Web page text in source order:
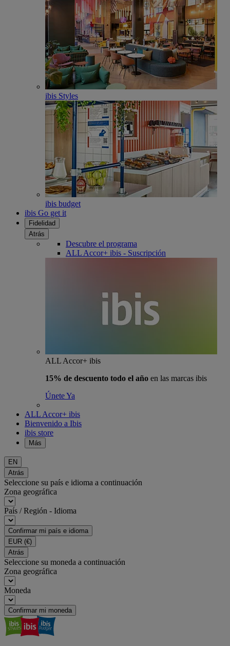
ibis Styles
ibis budget
ibis Go get it
Fidelidad
Atrás
Descubre el programa
ALL Accor+ ibis - Suscripción
ALL Accor+ ibis
15% de descuento todo el año en las marcas ibis
Únete Ya
ALL Accor+ ibis
Bienvenido a Ibis
ibis store
Más
EN
Atrás
Seleccione su país e idioma a continuación
Zona geográfica
País / Región - Idioma
Confirmar mi país e idioma
EUR (€)
Atrás
Seleccione su moneda a continuación
Zona geográfica
Moneda
Confirmar mi moneda